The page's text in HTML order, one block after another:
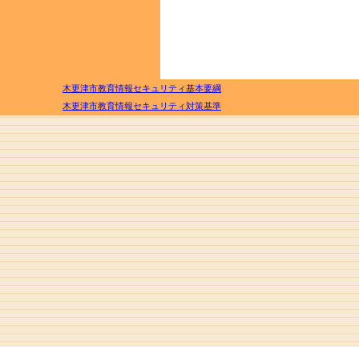
木更津市教育情報セキュリティ基本要綱
木更津市教育情報セキュリティ対策基準